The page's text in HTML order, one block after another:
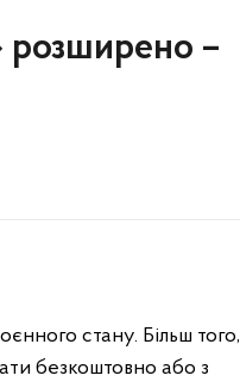
розширено –
стану. Більш того,
безкоштовно або з